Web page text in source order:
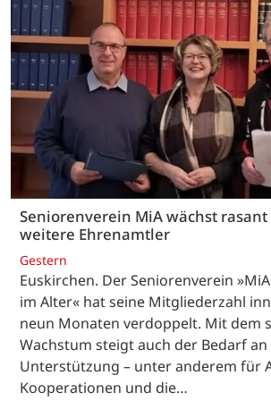
Seniorenverein MiA wächst
weitere Ehrenamtler
Gestern
Euskirchen. Der Seniorenverein
im Alter« hat seine Mitgliederzahl
neun Monaten verdoppelt. Mit dem
Wachstum steigt auch der Bedarf
Unterstützung – unter anderem für
Kooperationen und die…